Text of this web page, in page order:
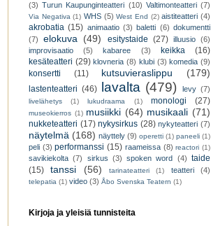
(3) Turun Kaupunginteatteri (10) Valtimonteatteri (7)
Via Negativa (1) WHS (5) West End (2) aistiteatteri (4)
akrobatia (15) animaatio (3) baletti (6) dokumentti
(7)
elokuva (49) esitystaide (27) illuusio (6)
improvisaatio
(5) kabaree (3) keikka
(16)
kesäteatteri (29) klovneria (8) klubi (3) komedia (9)
konsertti (11) kutsuvieraslippu (179)
lastenteatteri (46) lavalta (479) levy (7)
livelähetys (1) lukudraama (1) monologi (27)
museokierros (1) musiikki (64) musikaali (71)
nukketeatteri (17) nykysirkus (28) nykyteatteri (7)
näytelmä (168) näyttely (9) operetti (1) paneeli (1)
peli (3) performanssi (15) raameissa (8) reactori (1)
savikiekolta (7) sirkus (3) spoken word (4) taide
(15)
tanssi (56) tarinateatteri (1) teatteri (4)
telepatia (1) video (3) Åbo Svenska Teatern (1)
Kirjoja ja yleisiä tunnisteita